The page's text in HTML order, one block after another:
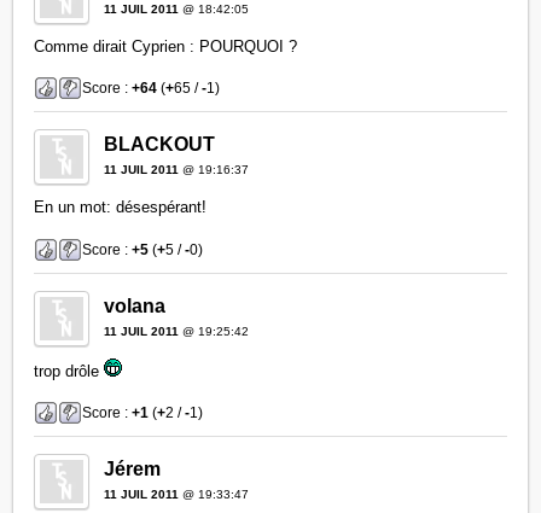
11 JUIL 2011 @ 18:42:05
Comme dirait Cyprien : POURQUOI ?
Score :+64 (+65 /-1)
BLACKOUT
11 JUIL 2011 @ 19:16:37
En un mot: désespérant!
Score :+5 (+5 /-0)
volana
11 JUIL 2011 @ 19:25:42
trop drôle
Score :+1 (+2 /-1)
Jérem
11 JUIL 2011 @ 19:33:47